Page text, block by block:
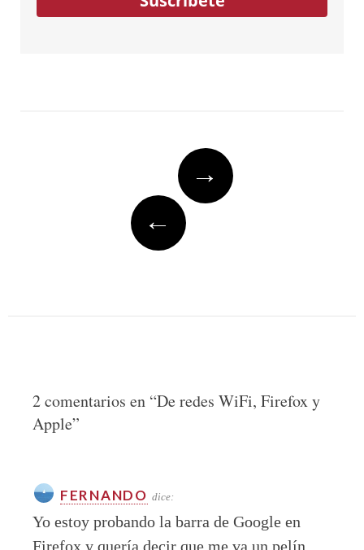
→
←
2 comentarios en “De redes WiFi, Firefox y
Apple”
FERNANDO dice:
Yo estoy probando la barra de Google en
Firefox y quería decir que me va un pelín